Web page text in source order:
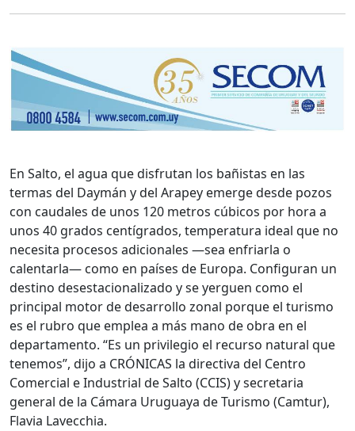
En Salto, el agua que disfrutan los bañistas en las
termas del Daymán y del Arapey emerge desde pozos
con caudales de unos 120 metros cúbicos por hora a
unos 40 grados centígrados, temperatura ideal que no
necesita procesos adicionales —sea enfriarla o
calentarla— como en países de Europa. Configuran un
destino desestacionalizado y se yerguen como el
principal motor de desarrollo zonal porque el turismo
es el rubro que emplea a más mano de obra en el
departamento. “Es un privilegio el recurso natural que
tenemos”, dijo a CRÓNICAS la directiva del Centro
Comercial e Industrial de Salto (CCIS) y secretaria
general de la Cámara Uruguaya de Turismo (Camtur),
Flavia Lavecchia.